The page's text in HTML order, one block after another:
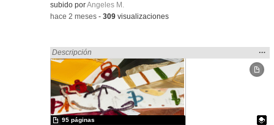
Contenido educativo.
subido porAngeles M.
-hace 2 meses -309 visualizaciones
Encontrado «Diseño» en:
Descripción
la
…
95 páginas